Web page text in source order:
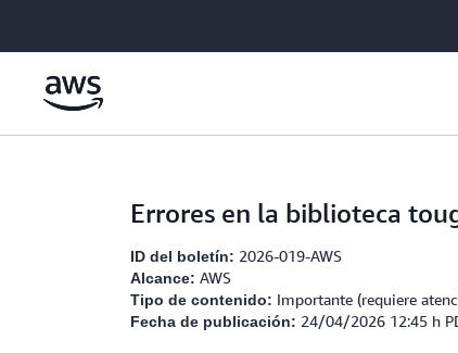
Errores en la biblioteca
ID del boletín: 2026-019-AWS
Alcance: AWS
Tipo de contenido: Importante (requiere
Fecha de publicación: 24/04/2026 12:45 h